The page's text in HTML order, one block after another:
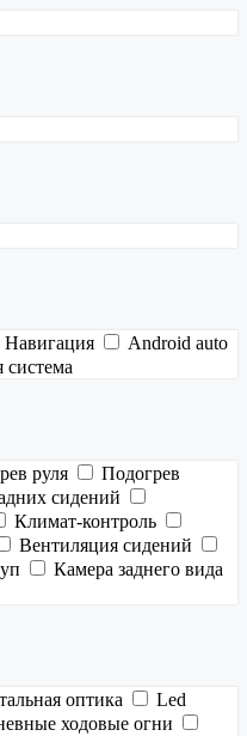
Навигация
Android auto
система
руля
Подогрев
сидений
Климат-контроль
Вентиляция сидений
Камера заднего вида
оптика
Led
ходовые огни